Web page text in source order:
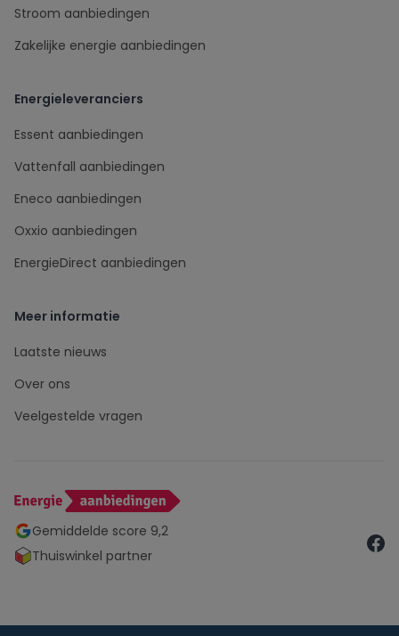
Gemiddelde score 9,2
Thuiswinkel partner
Stroom aanbiedingen
Zakelijke energie aanbiedingen
Energieleveranciers
Essent aanbiedingen
Vattenfall aanbiedingen
Eneco aanbiedingen
Oxxio aanbiedingen
EnergieDirect aanbiedingen
Meer informatie
Laatste nieuws
Over ons
Veelgestelde vragen